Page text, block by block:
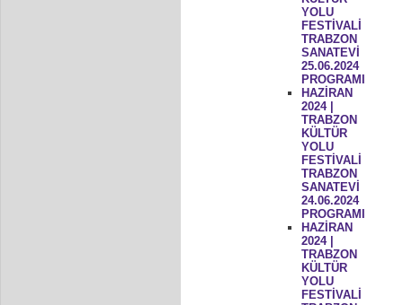
YOLU
FESTİVALİ
TRABZON
SANATEVİ
25.06.2024
PROGRAMI
HAZİRAN
2024 |
TRABZON
KÜLTÜR
YOLU
FESTİVALİ
TRABZON
SANATEVİ
24.06.2024
PROGRAMI
HAZİRAN
2024 |
TRABZON
KÜLTÜR
YOLU
FESTİVALİ